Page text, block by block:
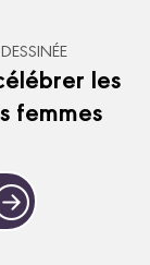
les
femmes